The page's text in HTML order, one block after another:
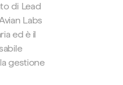
di Lead
Labs
ed è il
gestione